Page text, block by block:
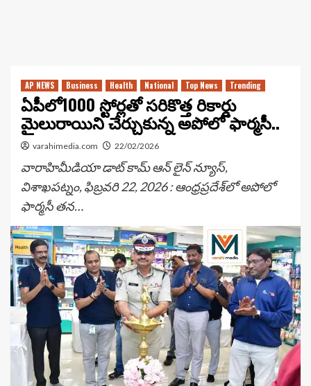
AP NEWS Business Health National Top News Trending
ఏపీలో1000 స్టోర్లతో సరికొత్త రికార్డు
మైలురాయిని చేర్చుకున్న అపోలో ఫార్మసీ..
varahimedia.com 22/02/2026
వారాహిమీడియా డాట్ కామ్ ఆన్ లైన్ న్యూస్,
విశాఖపట్నం, ఫిబ్రవరి 22, 2026 : ఆంధ్రప్రదేశ్‌లో అపోలో
ఫార్మసీ తన…